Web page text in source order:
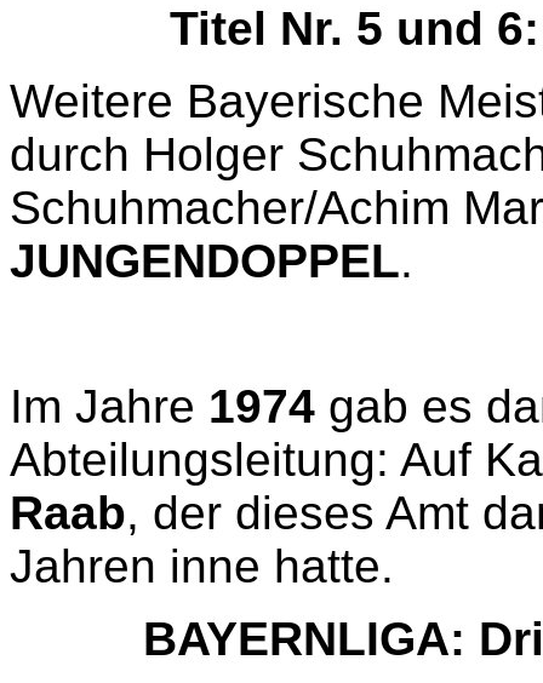
Titel Nr. 5 und 6:
Weitere Bayerische
durch Holger
Schuhmacher/Achim
JUNGENDOPPEL.
Im Jahre 1974 gab es
Abteilungsleitung: Auf
Raab, der dieses Amt
Jahren inne hatte.
BAYERNLIGA: